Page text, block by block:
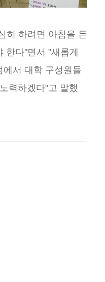
히 하려면 아침을 든
한다"면서 "새롭게
에서 대학 구성원들
력하겠다"고 말했